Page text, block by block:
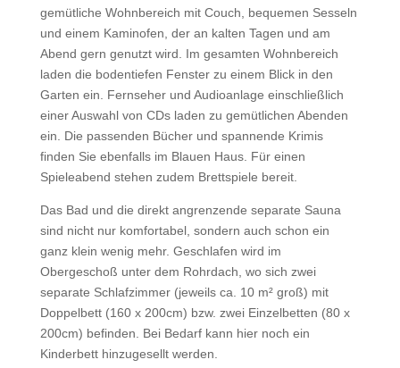
gemütliche Wohnbereich mit Couch, bequemen Sesseln
und einem Kaminofen, der an kalten Tagen und am
Abend gern genutzt wird. Im gesamten Wohnbereich
laden die bodentiefen Fenster zu einem Blick in den
Garten ein. Fernseher und Audioanlage einschließlich
einer Auswahl von CDs laden zu gemütlichen Abenden
ein. Die passenden Bücher und spannende Krimis
finden Sie ebenfalls im Blauen Haus. Für einen
Spieleabend stehen zudem Brettspiele bereit.
Das Bad und die direkt angrenzende separate Sauna
sind nicht nur komfortabel, sondern auch schon ein
ganz klein wenig mehr. Geschlafen wird im
Obergeschoß unter dem Rohrdach, wo sich zwei
separate Schlafzimmer (jeweils ca. 10 m² groß) mit
Doppelbett (160 x 200cm) bzw. zwei Einzelbetten (80 x
200cm) befinden. Bei Bedarf kann hier noch ein
Kinderbett hinzugesellt werden.